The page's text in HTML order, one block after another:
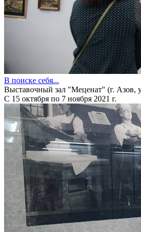
В поиске себя...
Выставочный зал "Меценат" (г. Азов,
С 15 октября по 7 ноября 2021 г.